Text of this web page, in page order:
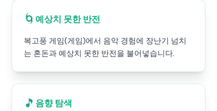
🌀 예상치 못한 반전
복고풍 게임(게임)에서 음악 경험에 장난기 넘치
는 혼돈과 예상치 못한 반전을 불어넣습니다.
🎵 음향 탐색